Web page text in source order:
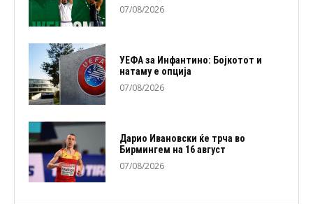
07/08/2026
УЕФА за Инфантино: Бојкотот и
натаму е опција
07/08/2026
Дарио Ивановски ќе трча во
Бирмингем на 16 август
07/08/2026